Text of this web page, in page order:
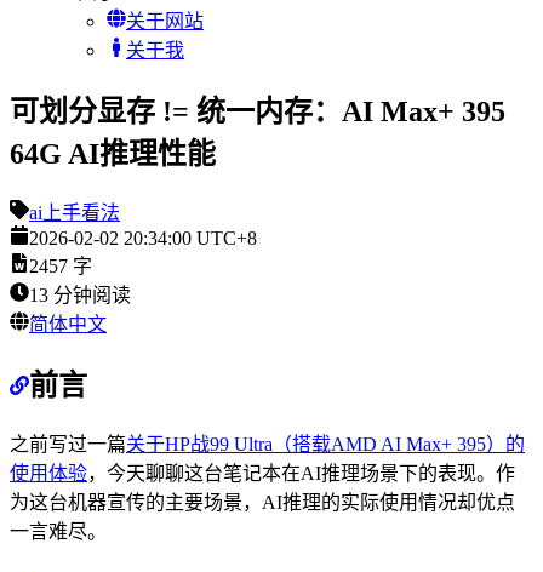
关于网站
关于我
可划分显存 != 统一内存：AI Max+ 395
64G AI推理性能
ai 上手看法
2026-02-02 20:34:00 UTC+8
2457 字
13 分钟阅读
简体中文
前言
之前写过一篇关于HP战99 Ultra（搭载AMD AI Max+ 395）的
使用体验，今天聊聊这台笔记本在AI推理场景下的表现。作
为这台机器宣传的主要场景，AI推理的实际使用情况却优点
一言难尽。